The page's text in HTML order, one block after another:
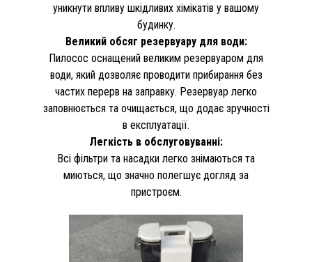
уникнути впливу шкідливих хімікатів у вашому
будинку.
Великий обсяг резервуару для води:
Пилосос оснащений великим резервуаром для
води, який дозволяє проводити прибирання без
частих перерв на заправку. Резервуар легко
заповнюється та очищається, що додає зручності
в експлуатації.
Легкість в обслуговуванні:
Всі фільтри та насадки легко знімаються та
миються, що значно полегшує догляд за
пристроєм.